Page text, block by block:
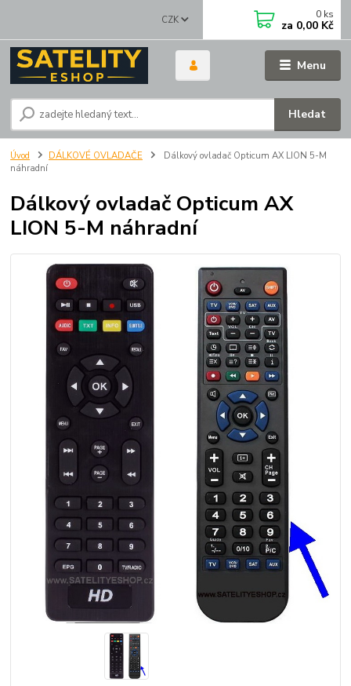
Menu
CZK
Hledat
0 ks
za 0,00 Kč
Úvod DÁLKOVÉ OVLADAČE
Dálkový ovladač Opticum AX LION 5-M
náhradní
Dálkový ovladač Opticum AX
LION 5-M náhradní